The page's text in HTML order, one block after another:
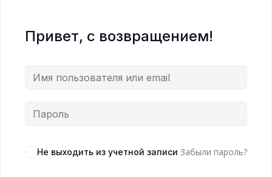
Привет, с возвращением!
Не выходить из учетной записи Забыли пароль?